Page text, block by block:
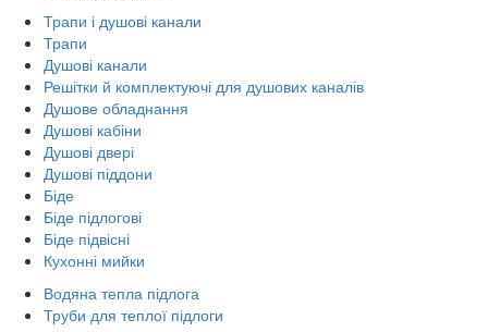
Трапи і душові канали
Трапи
Душові канали
Решітки й комплектуючі для душових каналів
Душове обладнання
Душові кабіни
Душові двері
Душові піддони
Біде
Біде підлогові
Біде підвісні
Кухонні мийки
Водяна тепла підлога
Труби для теплої підлоги